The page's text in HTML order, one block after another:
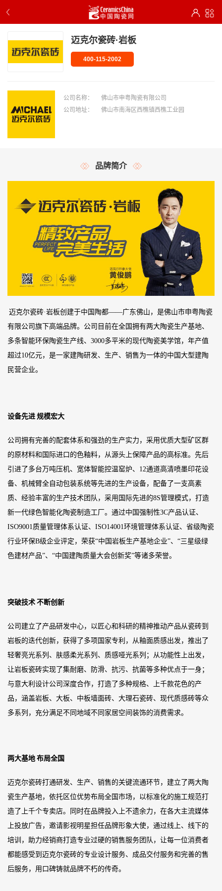
迈克尔瓷砖·岩板
400-115-2002
公司名称：
佛山市申粤陶瓷有限公司
公司地址：
佛山市南海区西樵镇西樵工业园
品牌简介
迈克尔瓷砖·岩板创建于中国陶都——广东佛山，是佛山市申粤陶瓷
有限公司旗下高端品牌。公司目前在全国拥有两大陶瓷生产基地、
多条智能环保陶瓷生产线、3000多平米的现代陶瓷美学馆，年产值
超过10亿元，是一家建陶研发、生产、销售为一体的中国大型建陶
民营企业。
设备先进 规模宏大
公司拥有完善的配套体系和强劲的生产实力，采用优质大型矿区群
的原材料和国际进口的色釉料，从源头上保障产品的高标准。先后
引进了多台万吨压机、宽体智能控温窑炉、12通道高清喷墨印花设
备、机械臂全自动包装系统等先进的生产设备，配备了一支高素
质、经验丰富的生产技术团队，采用国际先进的8S管理模式，打造
新一代绿色智能化陶瓷制造工厂。通过中国强制性3C产品认证、
ISO9001质量管理体系认证、ISO14001环境管理体系认证、省级陶瓷
行业环保B级企业评定，荣获“中国岩板生产基地企业”、“三星级绿
色建材产品”、“中国建陶质量大会创新奖”等诸多荣誉。
突破技术 不断创新
公司建立了产品研发中心，以匠心和科研的精神推动产品从瓷砖到
岩板的迭代创新，获得了多项国家专利，从釉面质感出发，推出了
轻奢亮光系列、肤感柔光系列、质感哑光系列；从功能性上出发，
让岩板瓷砖实现了集耐磨、防滑、抗污、抗菌等多种优点于一身；
与意大利设计公司深度合作，打造了多种规格、上千款花色的产
品，涵盖岩板、大板、中板墙面砖、大理石瓷砖、现代质感砖等众
多系列，充分满足不同地域不同家居空间装饰的消费需求。
两大基地 布局全国
迈克尔瓷砖打通研发、生产、销售的关键流通环节，建立了两大陶
瓷生产基地，依托区位优势布局全国市场，以标准化的施工规范打
造了上千个专卖店。同时在品牌投入上不遗余力，在各大主流媒体
上投放广告，邀请影视明星担任品牌形象大使，通过线上、线下的
培训，助力经销商打造专业过硬的销售服务团队，让每一位消费者
都能感受到迈克尔瓷砖的专业设计服务、成品交付服务和完善的售
后服务，用口碑铸就品牌不朽的传奇。